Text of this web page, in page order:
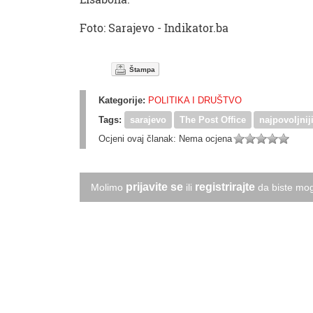
Foto: Sarajevo - Indikator.ba
Štampa
Kategorije: POLITIKA I DRUŠTVO
Tags:
sarajevo The Post Office
Ocjeni ovaj članak: Nema ocjena
Molimo prijavite se ili registrirajte da biste